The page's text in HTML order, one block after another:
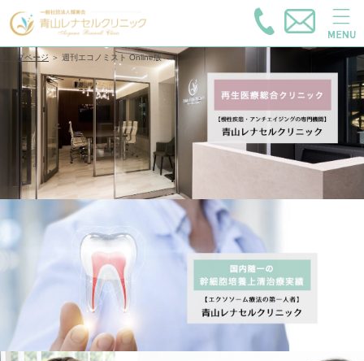
トップページ ＞ 週刊エコノミスト Online版